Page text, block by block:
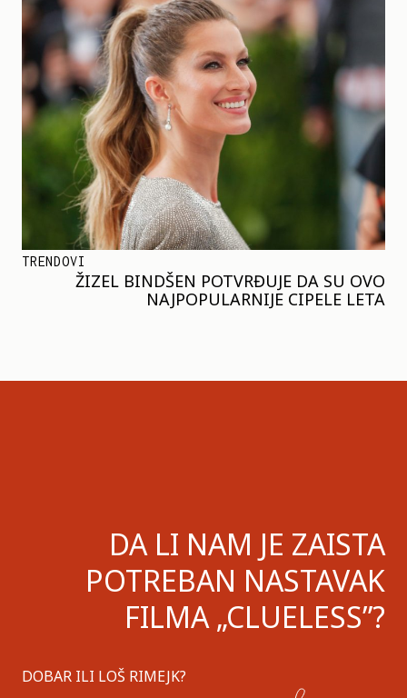
TRENDOVI
ŽIZEL BINDŠEN POTVRĐUJE DA SU OVO
NAJPOPULARNIJE CIPELE LETA
DA LI NAM JE ZAISTA
POTREBAN NASTAVAK
FILMA „CLUELESS”?
DOBAR ILI LOŠ RIMEJK?